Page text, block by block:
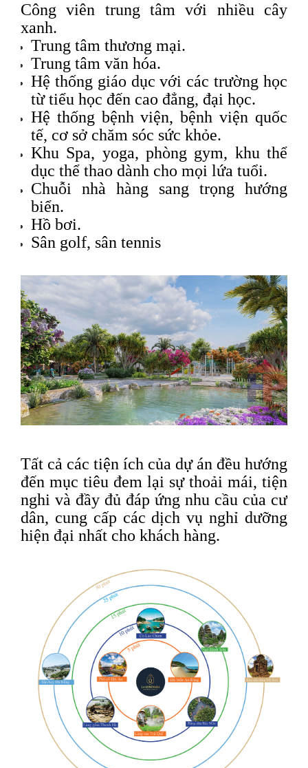
Công viên trung tâm với nhiều cây
xanh.
Trung tâm thương mại.
Trung tâm văn hóa.
Hệ thống giáo dục với các trường học
từ tiểu học đến cao đẳng, đại học.
Hệ thống bệnh viện, bệnh viện quốc
tế, cơ sở chăm sóc sức khỏe.
Khu Spa, yoga, phòng gym, khu thể
dục thể thao dành cho mọi lứa tuổi.
Chuỗi nhà hàng sang trọng hướng
biển.
Hồ bơi.
Sân golf, sân tennis
Tất cả các tiện ích của dự án đều hướng
đến mục tiêu đem lại sự thoải mái, tiện
nghi và đầy đủ đáp ứng nhu cầu của cư
dân, cung cấp các dịch vụ nghỉ dưỡng
hiện đại nhất cho khách hàng.